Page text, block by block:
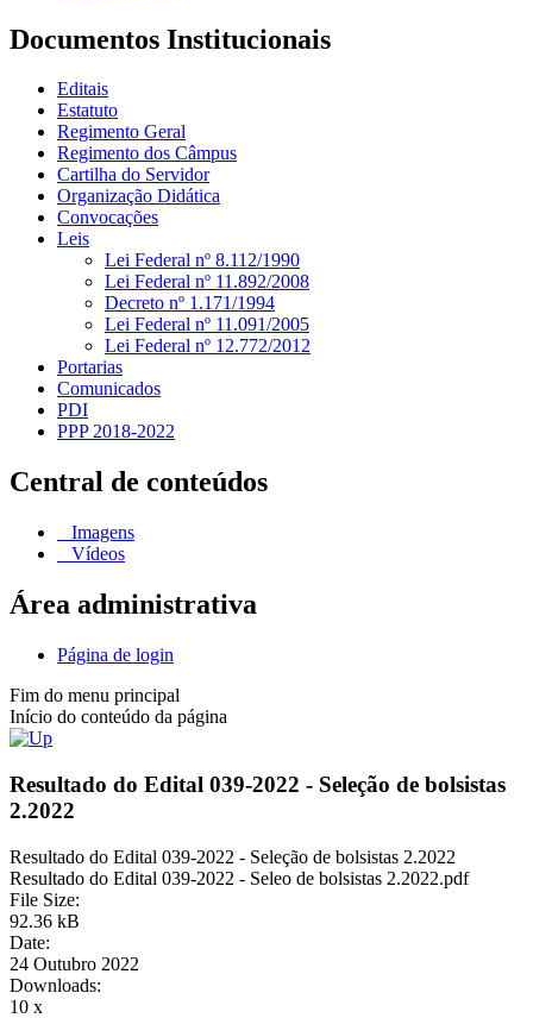
Documentos Institucionais
Editais
Estatuto
Regimento Geral
Regimento dos Câmpus
Cartilha do Servidor
Organização Didática
Convocações
Leis
Lei Federal nº 8.112/1990
Lei Federal nº 11.892/2008
Decreto nº 1.171/1994
Lei Federal nº 11.091/2005
Lei Federal nº 12.772/2012
Portarias
Comunicados
PDI
PPP 2018-2022
Central de conteúdos
Imagens
Vídeos
Área administrativa
Página de login
Fim do menu principal
Início do conteúdo da página
Resultado do Edital 039-2022 - Seleção de bolsistas
2.2022
Resultado do Edital 039-2022 - Seleção de bolsistas 2.2022
Resultado do Edital 039-2022 - Seleo de bolsistas 2.2022.pdf
File Size:
92.36 kB
Date:
24 Outubro 2022
Downloads:
10 x